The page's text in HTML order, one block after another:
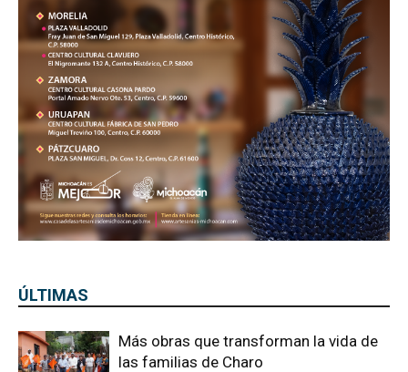
ÚLTIMAS
Más obras que transforman la vida de
las familias de Charo